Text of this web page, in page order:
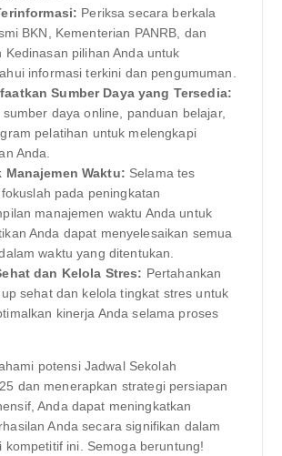
Periksa secara berkala
BKN, Kementerian PANRB, dan
Kedinasan pilihan Anda untuk
informasi terkini dan pengumuman.
Sumber Daya yang Tersedia:
sumber daya online, panduan belajar,
pelatihan untuk melengkapi
Anda.
Manajemen Waktu: Selama tes
pada peningkatan
manajemen waktu Anda untuk
Anda dapat menyelesaikan semua
waktu yang ditentukan.
dan Kelola Stres: Pertahankan
sehat dan kelola tingkat stres untuk
kinerja Anda selama proses
potensi Jadwal Sekolah
dan menerapkan strategi persiapan
Anda dapat meningkatkan
Anda secara signifikan dalam
kompetitif ini. Semoga beruntung!